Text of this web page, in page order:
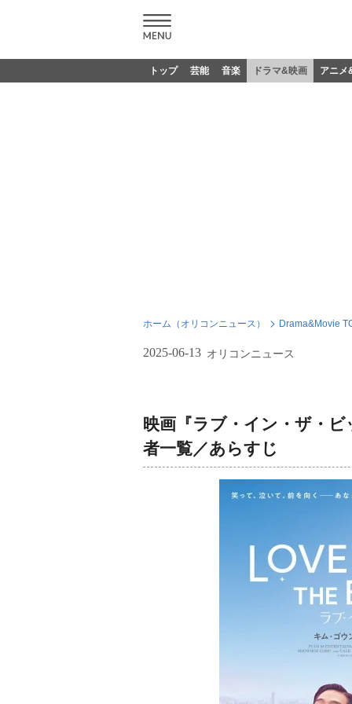
トップ 芸能 音楽 ドラマ&映画 アニメ
ホーム（オリコンニュース） Drama&Movie
2025-06-13 オリコンニュース
映画『ラブ・イン・ザ・
者一覧／あらすじ